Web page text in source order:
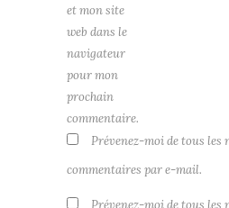
et mon site
web dans le
navigateur
pour mon
prochain
commentaire.
Prévenez-moi de tous les
commentaires par e-mail.
Prévenez-moi de tous les